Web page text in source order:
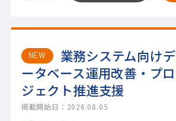
NEW
業務システム向けデ
ータベース運用改善・プロ
ジェクト推進支援
掲載開始日：2026.08.05